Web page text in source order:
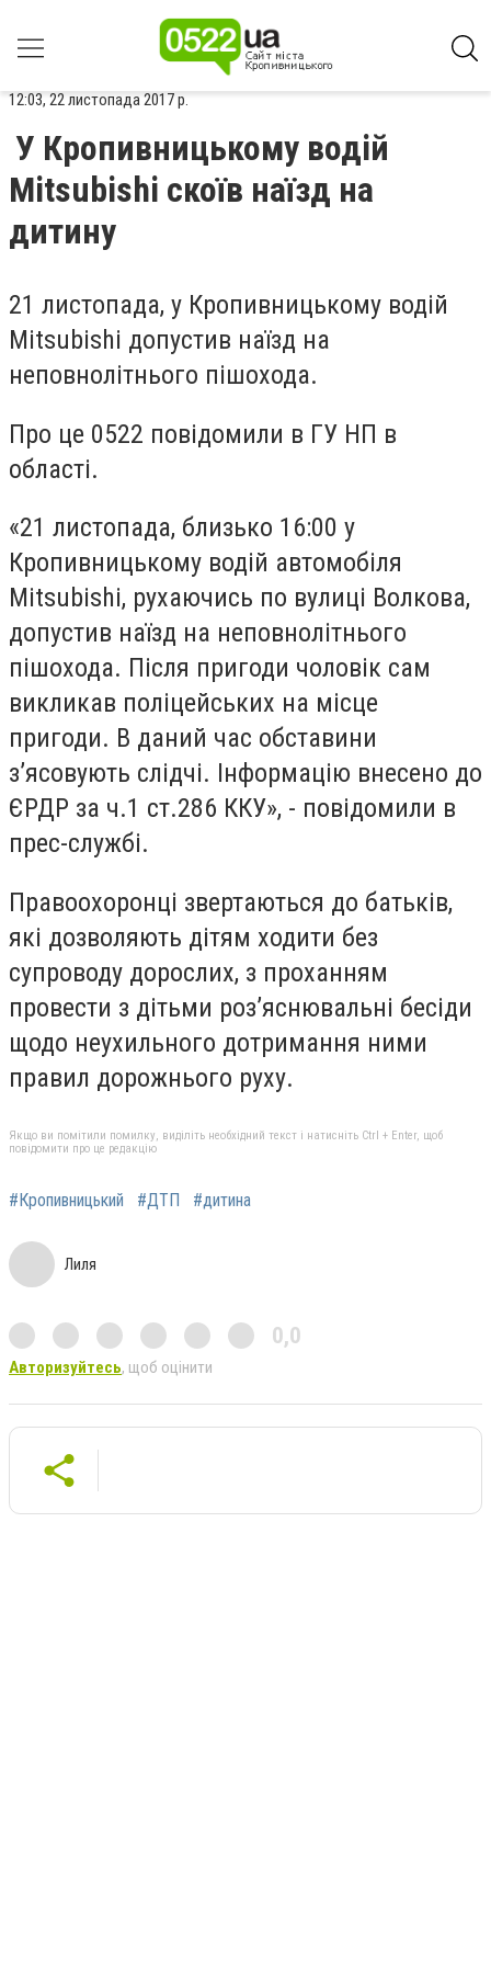
12:03, 22 листопада 2017 р.
У Кропивницькому водій
Mitsubishi скоїв наїзд на
дитину
21 листопада, у Кропивницькому водій
Mitsubishi допустив наїзд на
неповнолітнього пішохода.
Про це 0522 повідомили в ГУ НП в
області.
«21 листопада, близько 16:00 у
Кропивницькому водій автомобіля
Mitsubishi, рухаючись по вулиці Волкова,
допустив наїзд на неповнолітнього
пішохода. Після пригоди чоловік сам
викликав поліцейських на місце
пригоди. В даний час обставини
з’ясовують слідчі. Інформацію внесено до
ЄРДР за ч.1 ст.286 ККУ», - повідомили в
прес-службі.
Правоохоронці звертаються до батьків,
які дозволяють дітям ходити без
супроводу дорослих, з проханням
провести з дітьми роз’яснювальні бесіди
щодо неухильного дотримання ними
правил дорожнього руху.
Якщо ви помітили помилку, виділіть необхідний текст і натисніть Ctrl + Enter, щоб
повідомити про це редакцію
#Кропивницький #ДТП #дитина
Лиля
0,0
Авторизуйтесь, щоб оцінити